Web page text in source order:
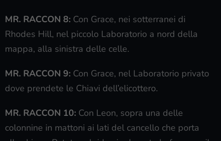
MR. RACCON 8: Con Grace, nei sotterranei di
Rhodes Hill, nel piccolo Laboratorio a nord della
mappa, alla sinistra delle celle.
MR. RACCON 9: Con Grace, nel Laboratorio privato
dove prendete le Chiavi dell’elicottero.
MR. RACCON 10: Con Leon, sopra una delle
colonnine in mattoni ai lati del cancello che porta